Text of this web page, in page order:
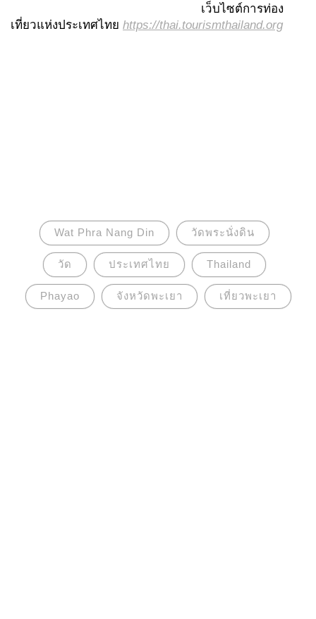
เว็บไซต์การท่อง
เที่ยวแห่งประเทศไทย https://thai.tourismthailand.org
Wat Phra Nang Din วัดพระนั่งดิน
วัด ประเทศไทย Thailand
Phayao จังหวัดพะเยา เที่ยวพะเยา